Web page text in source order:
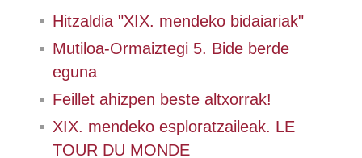
Hitzaldia "XIX. mendeko bidaiariak"
Mutiloa-Ormaiztegi 5. Bide berde
eguna
Feillet ahizpen beste altxorrak!
XIX. mendeko esploratzaileak. LE
TOUR DU MONDE